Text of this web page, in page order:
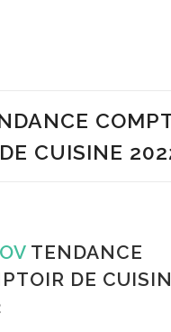
DE CUISINE
TENDANCE
DE